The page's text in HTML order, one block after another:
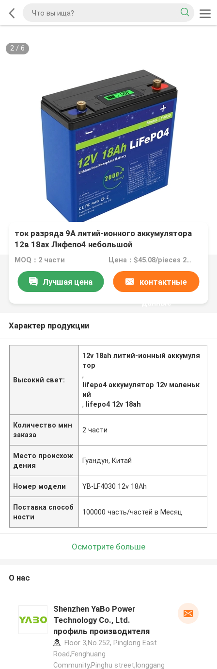
2/ 6
ток разряда 9А литий-ионного аккумулятора
12в 18ах Лифепо4 небольшой
MOQ：2 части Цена：$45.08/pieces 2-49 pieces
Лучшая цена контактные
данные
Характер продукции
Высокий свет:
12v 18ah литий-ионный аккумуля
тор
,
lifepo4 аккумулятор 12v маленьк
ий
, lifepo4 12v 18ah
Количество мин
заказа
2 части
Место происхож
дения
Гуандун, Китай
Номер модели YB-LF4030 12v 18Ah
Поставка способ
ности
100000 часть/частей в Месяц
Осмотрите больше
О нас
Shenzhen YaBo Power
Technology Co., Ltd.
профиль производителя
Floor 3,No.252, Pinglong East
Road,Fenghuang
Community,Pinghu street,longgang